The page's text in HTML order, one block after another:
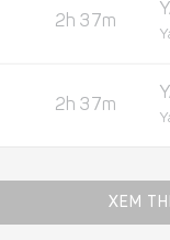
2h 37m
2h 37m
XEM